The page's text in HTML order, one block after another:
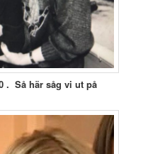
. Så här såg vi ut på